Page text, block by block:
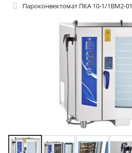
Пароконвектомат ПКА 10-1/1ВМ2-01